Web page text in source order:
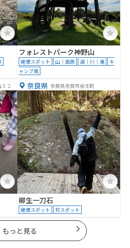
フォレストパーク神野山
絶景スポット 山｜高原 湖｜川｜滝
キ
ャンプ場
２ 奈良県 奈良県奈良市柳生町
柳生一刀石
絶景スポット 珍スポット
もっと見る